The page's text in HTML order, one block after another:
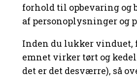
forhold til opbevaring og
af personoplysninger og
Inden du lukker vinduet,
emnet virker tørt og
det er det desværre), så